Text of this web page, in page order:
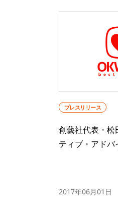
プレスリリース
創藝社代表・松
ティブ・アド
2017年06月01日